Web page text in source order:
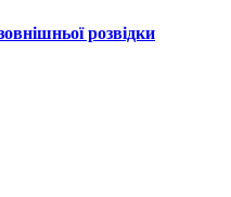
розвідки